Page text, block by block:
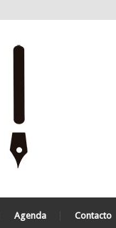
Agenda Contacto